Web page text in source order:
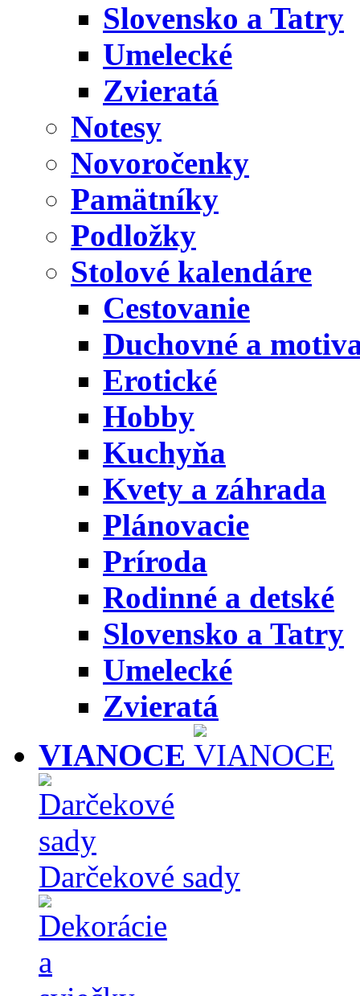
Slovensko a Tatry
Umelecké
Zvieratá
Notesy
Novoročenky
Pamätníky
Podložky
Stolové kalendáre
Cestovanie
Duchovné a
Erotické
Hobby
Kuchyňa
Kvety a záhrada
Plánovacie
Príroda
Rodinné a detské
Slovensko a Tatry
Umelecké
Zvieratá
VIANOCE
Darčekové sady